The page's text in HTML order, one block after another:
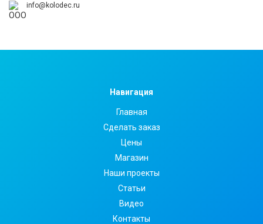
info@kolodec.ru
Навигация
Главная
Сделать заказ
Цены
Магазин
Наши проекты
Статьи
Видео
Контакты